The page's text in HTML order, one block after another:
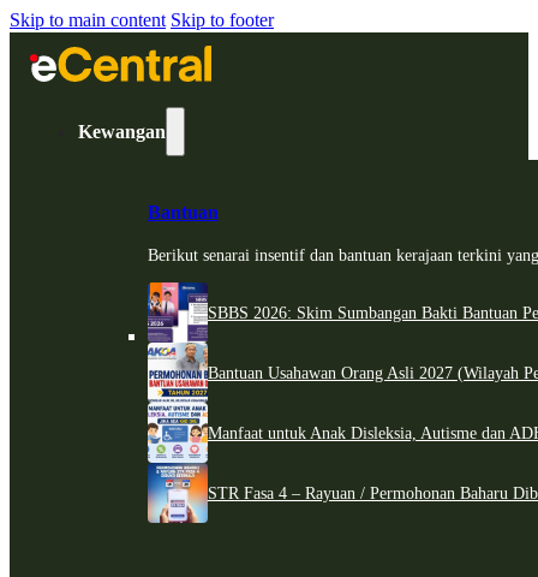
Skip to main content Skip to footer
Kewangan
Bantuan
Berikut senarai insentif dan bantuan kerajaan terkini
SBBS 2026: Skim Sumbangan Bakti Bantuan
Bantuan Usahawan Orang Asli 2027 (Wilayah
Manfaat untuk Anak Disleksia, Autisme dan
STR Fasa 4 – Rayuan / Permohonan Baharu